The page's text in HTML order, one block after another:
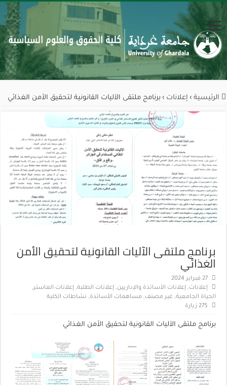
الرئيسية › إعلانات › برنامج ملتقى الآليات القانونية لتحقيق الأمن الغذائي
برنامج ملتقى الآليات القانونية لتحقيق الأمن
الغذائي
27 فبراير 2024
إعلانات, إعلانات الأساتذة والإداريين, إعلانات الطلبة, إعلانات الماستر,
الحياة الجامعية,غير مصنف, مساهمات الأساتذة, نشاطات الكلية
275 زيارة
برنامج ملتقى الآليات القانونية لتحقيق الأمن الغذائي